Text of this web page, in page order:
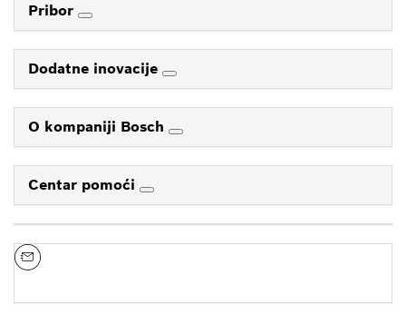
Pribor
Dodatne inovacije
O kompaniji Bosch
Centar pomoći